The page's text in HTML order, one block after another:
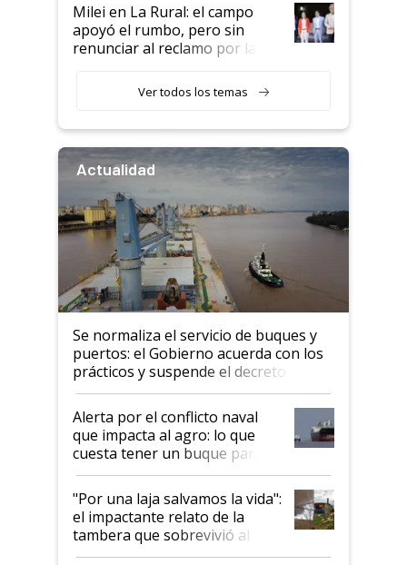
Milei en La Rural: el campo
apoyó el rumbo, pero sin
renunciar al reclamo por las
Ver todos los temas
Actualidad
Se normaliza el servicio de buques y
puertos: el Gobierno acuerda con los
prácticos y suspende el decreto de
desregulación
Alerta por el conflicto naval
que impacta al agro: lo que
cuesta tener un buque parado
y el peligro de que Argentina
pase a ser "país sucio"
"Por una laja salvamos la vida":
el impactante relato de la
tambera que sobrevivió al
tornado